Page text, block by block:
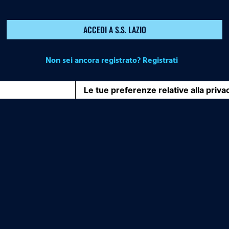
ACCEDI A S.S. LAZIO
Non sei ancora registrato? Registrati
Le tue preferenze relative alla